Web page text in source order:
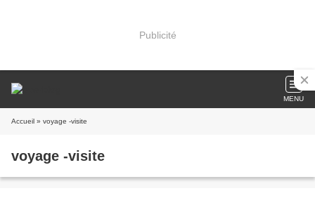
Publicité
MENU
Accueil » voyage -visite
voyage -visite